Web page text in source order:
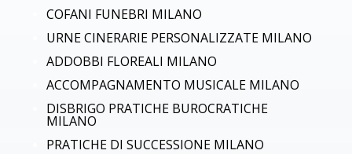
COFANI FUNEBRI MILANO
URNE CINERARIE PERSONALIZZATE MILANO
ADDOBBI FLOREALI MILANO
ACCOMPAGNAMENTO MUSICALE MILANO
DISBRIGO PRATICHE BUROCRATICHE
MILANO
PRATICHE DI SUCCESSIONE MILANO